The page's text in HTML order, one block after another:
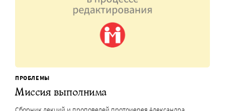
ПРОБЛЕМЫ
Миссия выполнима